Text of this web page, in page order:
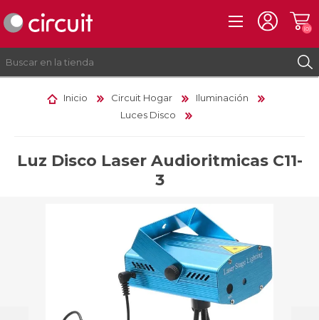
(0)
Inicio Circuit Hogar
Iluminación
Luces Disco
Luz Disco Laser Audioritmicas C11-
3